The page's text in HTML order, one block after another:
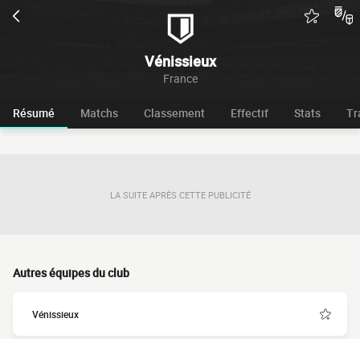
Vénissieux
France
Résumé Matchs Classement Effectif Stats
LA SUITE APRÈS CETTE PUBLICITÉ
Autres équipes du club
Vénissieux